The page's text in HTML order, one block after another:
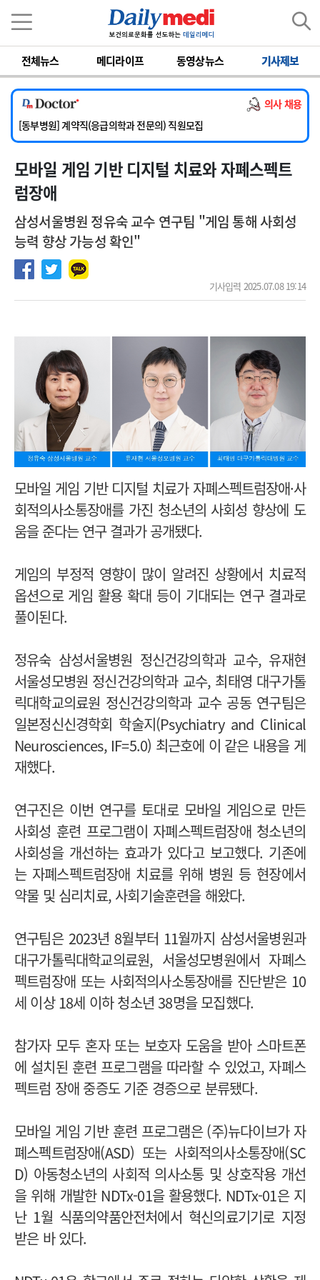
전체뉴스 메디라이프 동영상뉴스 기사제보
의사 채용
[서울아산병원] 2026년 하반기 인턴 모집
[영남대학교의료원] 마취통증의학과 임기제 임상의사 채용
[충남대학교병원] 소아청소년과(소아응급전담) 계약직 의사 공개채용
[동부병원] 계약직(응급의학과 전문의) 직원모집
[이대목동병원] 하반기 전공의(레지던트1년차) 모집
[서울아산병원] 2026년 하반기 인턴 모집
[영남대학교의료원] 마취통증의학과 임기제 임상의사 채용
모바일 게임 기반 디지털 치료와 자폐스펙트
럼장애
삼성서울병원 정유숙 교수 연구팀 "게임 통해 사회성
능력 향상 가능성 확인"
기사입력 2025.07.08 19:14
모바일 게임 기반 디지털 치료가 자폐스펙트럼장애·사
회적의사소통장애를 가진 청소년의 사회성 향상에 도
움을 준다는 연구 결과가 공개됐다.
게임의 부정적 영향이 많이 알려진 상황에서 치료적
옵션으로 게임 활용 확대 등이 기대되는 연구 결과로
풀이된다.
정유숙 삼성서울병원 정신건강의학과 교수, 유재현
서울성모병원 정신건강의학과 교수, 최태영 대구가톨
릭대학교의료원 정신건강의학과 교수 공동 연구팀은
일본정신신경학회 학술지(Psychiatry and Clinical
Neurosciences, IF=5.0) 최근호에 이 같은 내용을 게
재했다.
연구진은 이번 연구를 토대로 모바일 게임으로 만든
사회성 훈련 프로그램이 자폐스펙트럼장애 청소년의
사회성을 개선하는 효과가 있다고 보고했다. 기존에
는 자폐스펙트럼장애 치료를 위해 병원 등 현장에서
약물 및 심리치료, 사회기술훈련을 해왔다.
연구팀은 2023년 8월부터 11월까지 삼성서울병원과
대구가톨릭대학교의료원, 서울성모병원에서 자폐스
펙트럼장애 또는 사회적의사소통장애를 진단받은 10
세 이상 18세 이하 청소년 38명을 모집했다.
참가자 모두 혼자 또는 보호자 도움을 받아 스마트폰
에 설치된 훈련 프로그램을 따라할 수 있었고, 자폐스
펙트럼 장애 중증도 기준 경증으로 분류됐다.
모바일 게임 기반 훈련 프로그램은 (주)뉴다이브가 자
폐스펙트럼장애(ASD) 또는 사회적의사소통장애(SC
D) 아동청소년의 사회적 의사소통 및 상호작용 개선
을 위해 개발한 NDTx-01을 활용했다. NDTx-01은 지
난 1월 식품의약품안전처에서 혁신의료기기로 지정
받은 바 있다.